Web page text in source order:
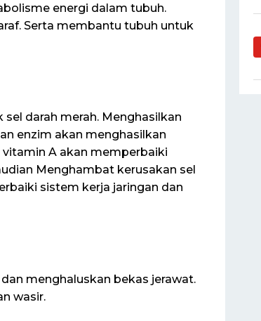
energi dalam tubuh.
Serta membantu tubuh untuk
darah merah. Menghasilkan
enzim akan menghasilkan
A akan memperbaiki
Menghambat kerusakan sel
sistem kerja jaringan dan
menghaluskan bekas jerawat.
wasir.